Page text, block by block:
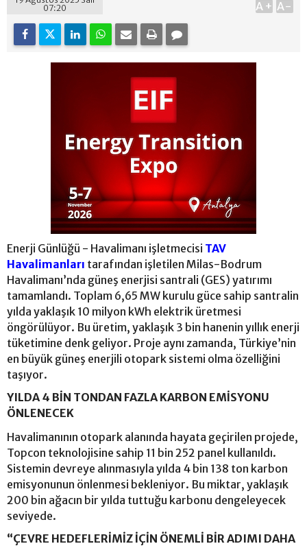
07:20
A+ A-
Enerji Günlüğü - Havalimanı işletmecisi TAV
Havalimanları tarafından işletilen Milas-Bodrum
Havalimanı’nda güneş enerjisi santrali (GES) yatırımı
tamamlandı. Toplam 6,65 MW kurulu güce sahip santralin
yılda yaklaşık 10 milyon kWh elektrik üretmesi
öngörülüyor. Bu üretim, yaklaşık 3 bin hanenin yıllık enerji
tüketimine denk geliyor. Proje aynı zamanda, Türkiye’nin
en büyük güneş enerjili otopark sistemi olma özelliğini
taşıyor.
YILDA 4 BİN TONDAN FAZLA KARBON EMİSYONU
ÖNLENECEK
Havalimanının otopark alanında hayata geçirilen projede,
Topcon teknolojisine sahip 11 bin 252 panel kullanıldı.
Sistemin devreye alınmasıyla yılda 4 bin 138 ton karbon
emisyonunun önlenmesi bekleniyor. Bu miktar, yaklaşık
200 bin ağacın bir yılda tuttuğu karbonu dengeleyecek
seviyede.
“ÇEVRE HEDEFLERİMİZ İÇİN ÖNEMLİ BİR ADIMI DAHA